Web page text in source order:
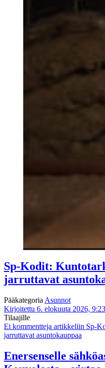
Sp-Kodit:
jarruttavat
Pääkategoria Asunnot
Kirjoitettu 6. elokuuta 2026, 9:23
Tilaajille
Ei kommentteja artikkeliin Sp-
jarruttavat asuntokauppaa
Enersenselle